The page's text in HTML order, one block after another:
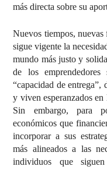
más directa sobre su
Nuevos tiempos,
sigue vigente la
mundo más justo y
de los
“capacidad de
y viven esperanzados
Sin embargo, para
económicos que
incorporar a sus
más alineados a las
individuos que